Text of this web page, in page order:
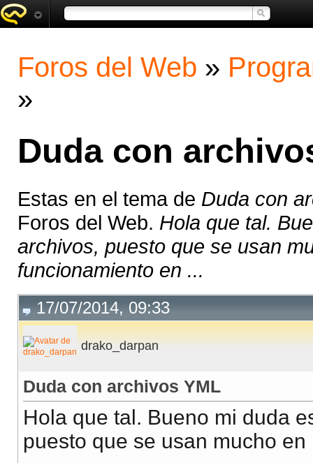
Foros del Web »
»
Duda con
Estas en el tema de Duda con
Foros del Web. Hola que tal.
archivos, puesto que se usan
funcionamiento en ...
17/07/2014, 09:33
drako_darpan
Duda con archivos YML
Hola que tal. Bueno mi duda
puesto que se usan mucho en